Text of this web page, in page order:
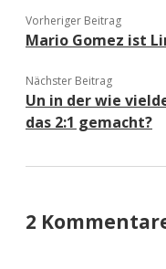
Vorheriger Beitrag
Mario Gomez ist
Nächster Beitrag
Un in der wie
das 2:1 gemacht?
2